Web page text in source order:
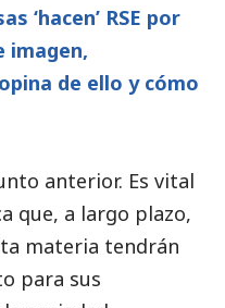
‘hacen’ RSE por
imagen,
de ello y cómo
anterior. Es vital
que, a largo plazo,
materia tendrán
para sus